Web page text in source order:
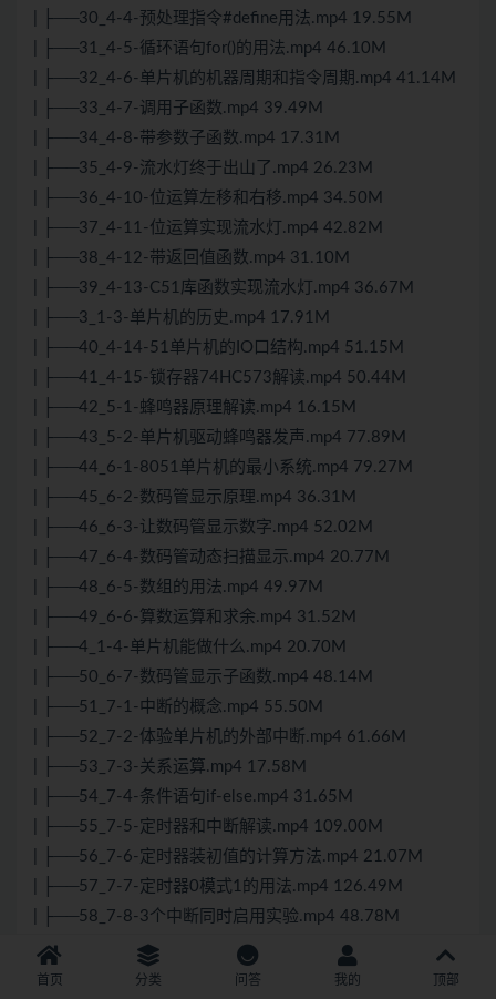
| ├──30_4-4-预处理指令#define用法.mp4 19.55M
| ├──31_4-5-循环语句for()的用法.mp4 46.10M
| ├──32_4-6-单片机的机器周期和指令周期.mp4 41.14M
| ├──33_4-7-调用子函数.mp4 39.49M
| ├──34_4-8-带参数子函数.mp4 17.31M
| ├──35_4-9-流水灯终于出山了.mp4 26.23M
| ├──36_4-10-位运算左移和右移.mp4 34.50M
| ├──37_4-11-位运算实现流水灯.mp4 42.82M
| ├──38_4-12-带返回值函数.mp4 31.10M
| ├──39_4-13-C51库函数实现流水灯.mp4 36.67M
| ├──3_1-3-单片机的历史.mp4 17.91M
| ├──40_4-14-51单片机的IO口结构.mp4 51.15M
| ├──41_4-15-锁存器74HC573解读.mp4 50.44M
| ├──42_5-1-蜂鸣器原理解读.mp4 16.15M
| ├──43_5-2-单片机驱动蜂鸣器发声.mp4 77.89M
| ├──44_6-1-8051单片机的最小系统.mp4 79.27M
| ├──45_6-2-数码管显示原理.mp4 36.31M
| ├──46_6-3-让数码管显示数字.mp4 52.02M
| ├──47_6-4-数码管动态扫描显示.mp4 20.77M
| ├──48_6-5-数组的用法.mp4 49.97M
| ├──49_6-6-算数运算和求余.mp4 31.52M
| ├──4_1-4-单片机能做什么.mp4 20.70M
| ├──50_6-7-数码管显示子函数.mp4 48.14M
| ├──51_7-1-中断的概念.mp4 55.50M
| ├──52_7-2-体验单片机的外部中断.mp4 61.66M
| ├──53_7-3-关系运算.mp4 17.58M
| ├──54_7-4-条件语句if-else.mp4 31.65M
| ├──55_7-5-定时器和中断解读.mp4 109.00M
| ├──56_7-6-定时器装初值的计算方法.mp4 21.07M
| ├──57_7-7-定时器0模式1的用法.mp4 126.49M
| ├──58_7-8-3个中断同时启用实验.mp4 48.78M
| ├──59_8-1实现按键检测的方法.mp4 25.81M
| ├──5_1-5-如何学习单片机.mp4 16.88M
首页 分类 问答 我的 顶部